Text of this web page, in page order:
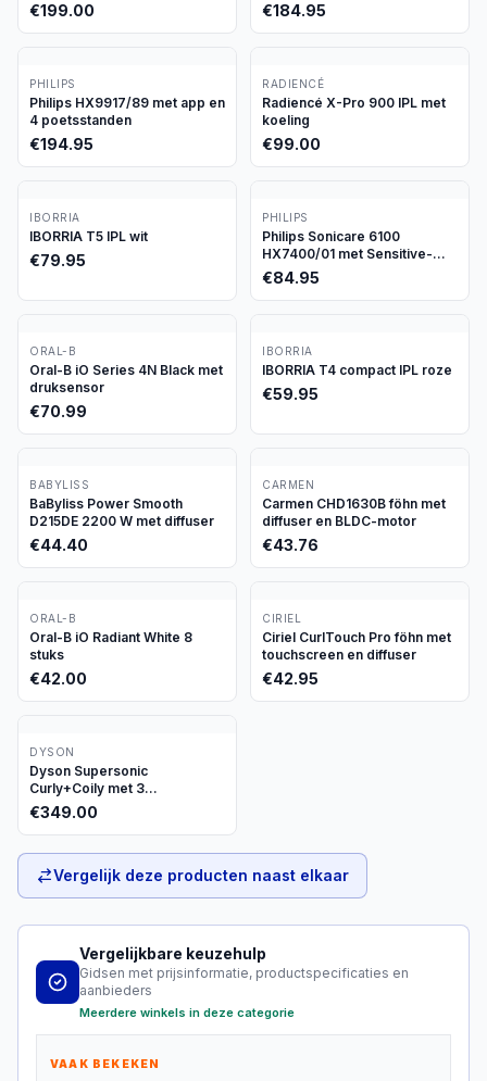
€199.00 €184.95
PHILIPS
Philips HX9917/89 met app en
4 poetsstanden
€194.95
RADIENCÉ
Radiencé X-Pro 900 IPL met
koeling
€99.00
IBORRIA
IBORRIA T5 IPL wit
€79.95
PHILIPS
Philips Sonicare 6100
HX7400/01 met Sensitive-
stand
€84.95
ORAL-B
Oral-B iO Series 4N Black met
druksensor
€70.99
IBORRIA
IBORRIA T4 compact IPL roze
€59.95
BABYLISS
BaByliss Power Smooth
D215DE 2200 W met diffuser
€44.40
CARMEN
Carmen CHD1630B föhn met
diffuser en BLDC-motor
€43.76
ORAL-B
Oral-B iO Radiant White 8
stuks
€42.00
CIRIEL
Ciriel CurlTouch Pro föhn met
touchscreen en diffuser
€42.95
DYSON
Dyson Supersonic
Curly+Coily met 3
opzetstukken
€349.00
Vergelijk deze producten naast elkaar
Vergelijkbare keuzehulp
Gidsen met prijsinformatie, productspecificaties en
aanbieders
Meerdere winkels in deze categorie
VAAK BEKEKEN